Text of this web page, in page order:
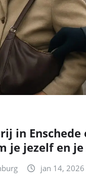
in Enschede
je jezelf en
jan 14, 2026